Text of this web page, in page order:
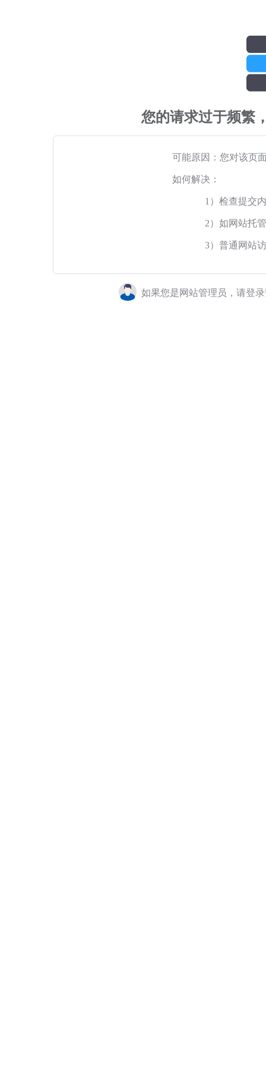
您的请求过于频繁
可能原因：您对该页
如何解决：
1）检查提交
2）如网站托
3）普通网站
如果您是网站管理员，请登